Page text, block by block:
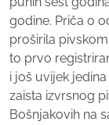
godine. Priča o
proširila
to prvo
i još uvijek
zaista izvrsnog
Bošnjakovih na